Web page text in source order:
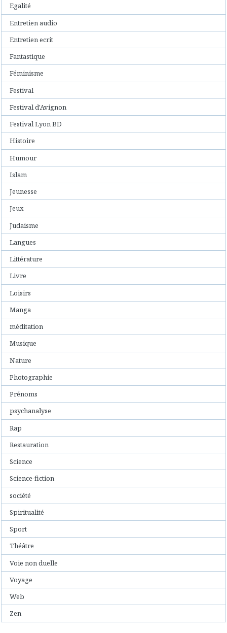
Egalité
Entretien audio
Entretien ecrit
Fantastique
Féminisme
Festival
Festival d'Avignon
Festival Lyon BD
Histoire
Humour
Islam
Jeunesse
Jeux
Judaisme
Langues
Littérature
Livre
Loisirs
Manga
méditation
Musique
Nature
Photographie
Prénoms
psychanalyse
Rap
Restauration
Science
Science-fiction
société
Spiritualité
Sport
Théâtre
Voie non duelle
Voyage
Web
Zen